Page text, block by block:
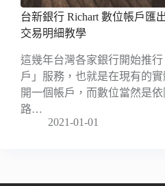
台新銀行 Richart 數位帳戶匯
交易明細教學
這幾年台灣各家銀行開始推
戶」服務，也就是在現有的
開一個帳戶，而數位當然是
路…
2021-01-01